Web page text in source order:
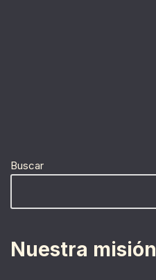
Buscar
Nuestra misión